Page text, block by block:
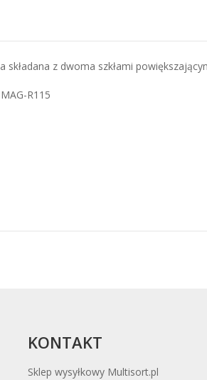
składana z dwoma szkłami
R115
KONTAKT
Sklep wysyłkowy Multisort.pl